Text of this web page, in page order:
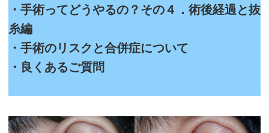
・手術ってどうやるの？その４．術後経過と抜
糸編
・手術のリスクと合併症について
・良くあるご質問